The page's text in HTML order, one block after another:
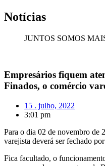
Notícias
JUNTOS SOMOS
Empresários fiquem
Finados, o comércio
15 . julho, 2022
3:01 pm
Para o dia 02 de novembro de
varejista deverá ser fechado
Fica facultado, o